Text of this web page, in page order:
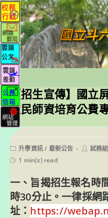
跳
轉
至
主
要
內
容
【招生宣傳】國立
住民師資培育公費
Post
category:
升學資訊/ 最新公告
Post試務
Reading
1 min(s) read
一、旨揭招生報名時
時30分止。一律採網
址： https://